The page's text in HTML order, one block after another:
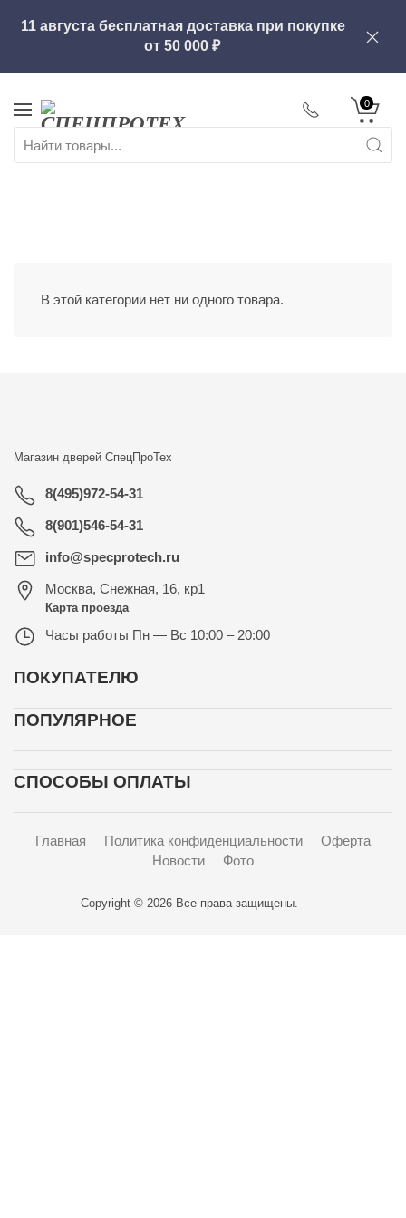
11 августа бесплатная доставка при покупке
от 50 000
0
В этой категории нет ни одного товара.
Магазин дверей СпецПроТех
8(495)972-54-31
8(901)546-54-31
info@specprotech.ru
Москва, Снежная, 16, кр1
Карта проезда
Часы работы Пн — Вс 10:00 – 20:00
ПОКУПАТЕЛЮ
ПОПУЛЯРНОЕ
СПОСОБЫ ОПЛАТЫ
Главная Политика конфиденциальности
Оферта
Новости
Фото
Copyright © 2026 Все права защищены.